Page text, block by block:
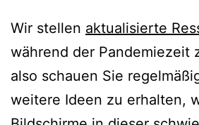
Wir stellen aktualisierte
während der Pandemiezeit
also schauen Sie
weitere Ideen zu erhalten,